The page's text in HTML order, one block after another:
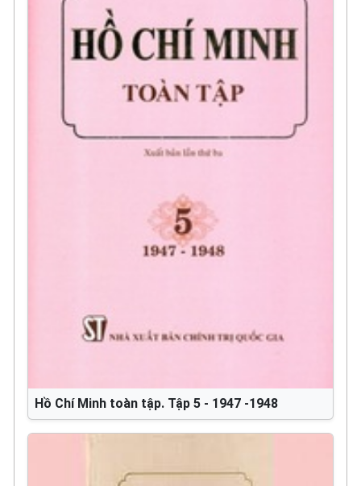
Hồ Chí Minh toàn tập. Tập 5 - 1947 -1948